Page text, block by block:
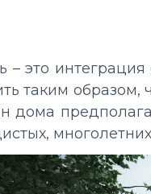
– это
таким образом,
дома